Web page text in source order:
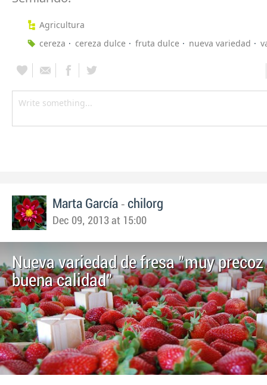
Agricultura
cereza
cereza dulce fruta dulce nueva variedad
Marta García - chilorg
Dec 09, 2013 at 15:00
Nueva variedad de fresa "muy precoz
buena calidad"